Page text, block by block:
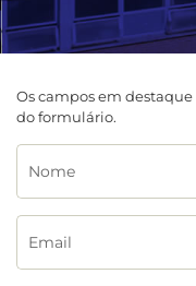
Os campos em destaque
do formulário.